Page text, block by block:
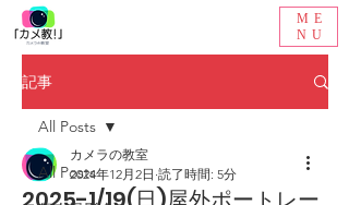
ME
NU
記事
All Posts
All Posts
カメラの教室
2024年12月2日 読了時間: 5分